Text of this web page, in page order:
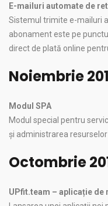
E-mailuri automate de
Sistemul trimite e-mailuri
abonament este pe
direct de plată online
Noiembrie
Modul SPA
Modul special pentru
și administrarea
Octombrie
UPfit.team – aplicație de